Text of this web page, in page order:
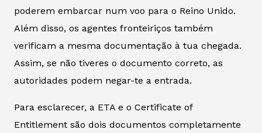
poderem embarcar num voo para o Reino Unido.
Além disso, os agentes fronteiriços também
verificam a mesma documentação à tua chegada.
Assim, se não tiveres o documento correto, as
autoridades podem negar-te a entrada.
Para esclarecer, a ETA e o Certificate of
Entitlement são dois documentos completamente